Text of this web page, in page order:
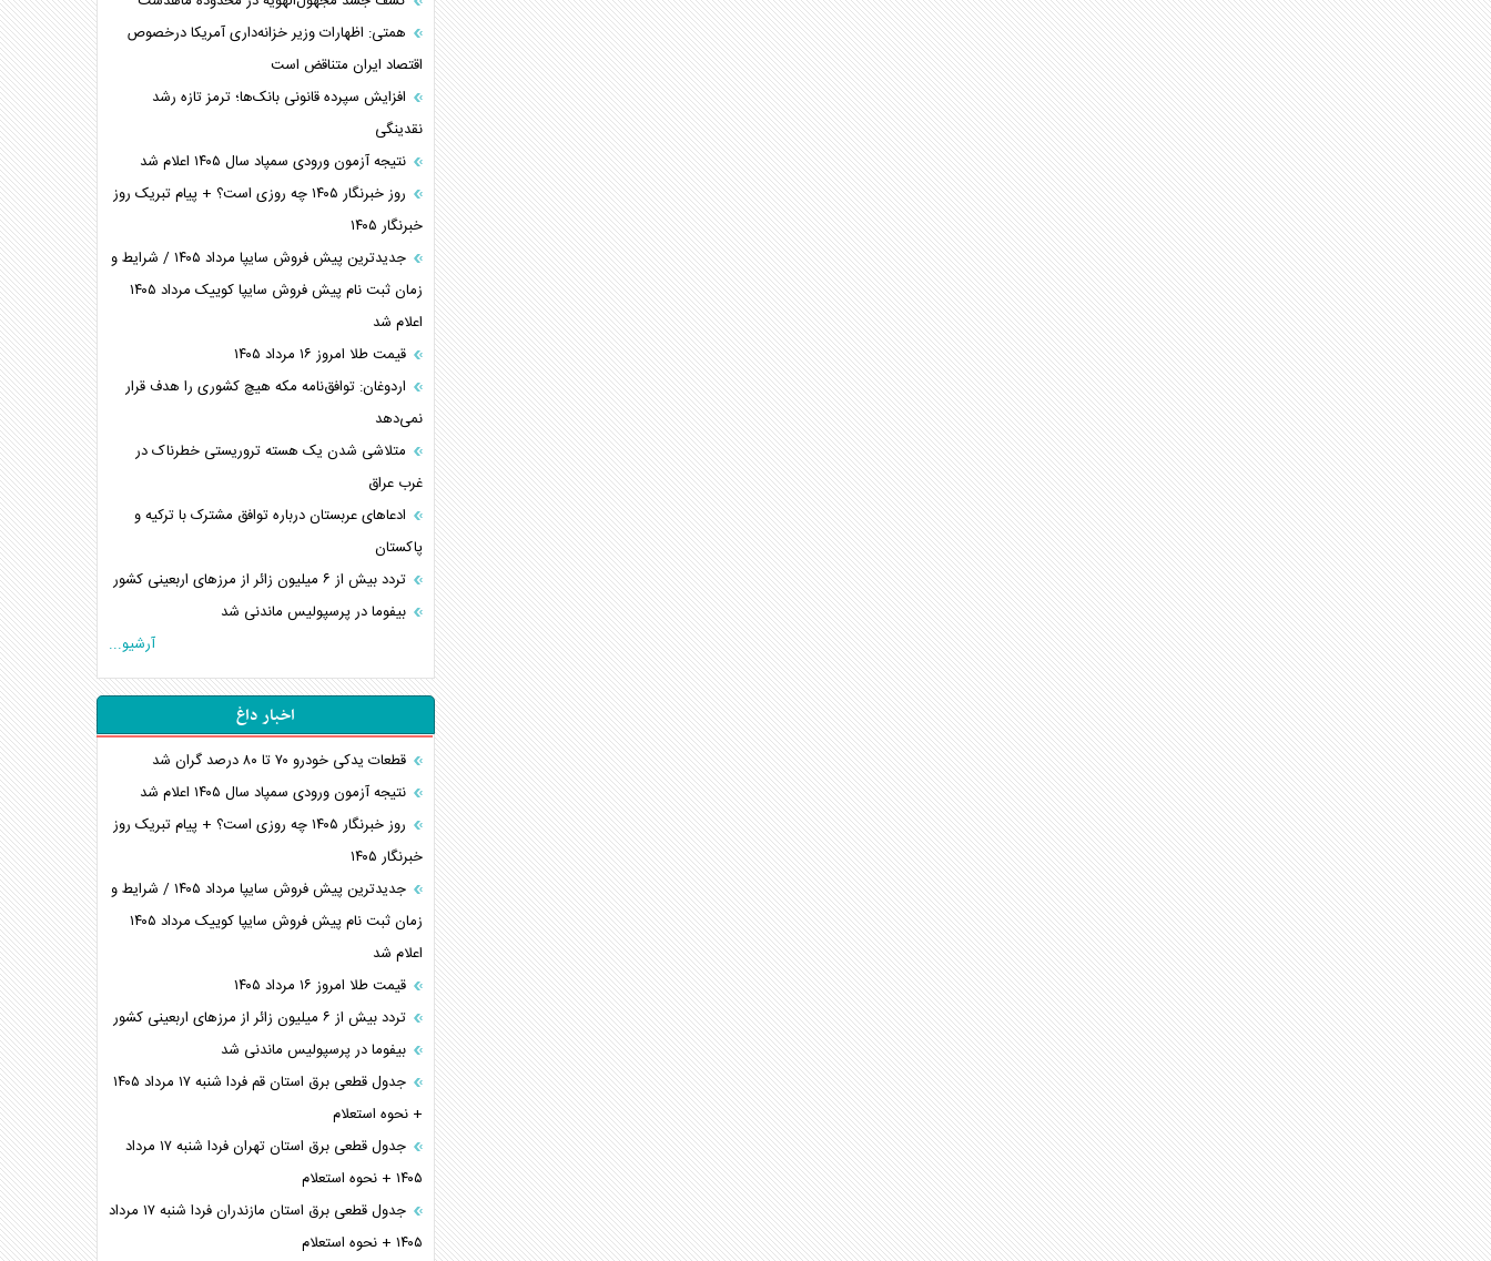
همتی: اظهارات وزیر خزانه‌داری آمریکا درخصوص
اقتصاد ایران متناقض است
افزایش سپرده قانونی بانک‌ها؛ ترمز تازه رشد
نقدینگی
نتیجه آزمون ورودی سمپاد سال ۱۴۰۵ اعلام شد
روز خبرنگار ۱۴۰۵ چه روزی است؟ + پیام تبریک روز
خبرنگار ۱۴۰۵
جدیدترین پیش فروش سایپا مرداد ۱۴۰۵ / شرایط و
زمان ثبت نام پیش فروش سایپا کوییک مرداد ۱۴۰۵
اعلام شد
قیمت طلا امروز ۱۶ مرداد ۱۴۰۵
اردوغان: توافق‌نامه مکه هیچ کشوری را هدف قرار
نمی‌دهد
متلاشی شدن یک هسته تروریستی خطرناک در
غرب عراق
ادعاهای عربستان درباره توافق مشترک با ترکیه و
پاکستان
تردد بیش از ۶ میلیون زائر از مرزهای اربعینی کشور
بیفوما در پرسپولیس ماندنی شد
آرشیو...
اخبار داغ
قطعات یدکی خودرو ۷۰ تا ۸۰ درصد گران شد
نتیجه آزمون ورودی سمپاد سال ۱۴۰۵ اعلام شد
روز خبرنگار ۱۴۰۵ چه روزی است؟ + پیام تبریک روز
خبرنگار ۱۴۰۵
جدیدترین پیش فروش سایپا مرداد ۱۴۰۵ / شرایط و
زمان ثبت نام پیش فروش سایپا کوییک مرداد ۱۴۰۵
اعلام شد
قیمت طلا امروز ۱۶ مرداد ۱۴۰۵
تردد بیش از ۶ میلیون زائر از مرزهای اربعینی کشور
بیفوما در پرسپولیس ماندنی شد
جدول قطعی برق استان قم فردا شنبه ۱۷ مرداد ۱۴۰۵
+ نحوه استعلام
جدول قطعی برق استان تهران فردا شنبه ۱۷ مرداد
۱۴۰۵ + نحوه استعلام
جدول قطعی برق استان مازندران فردا شنبه ۱۷ مرداد
۱۴۰۵ + نحوه استعلام